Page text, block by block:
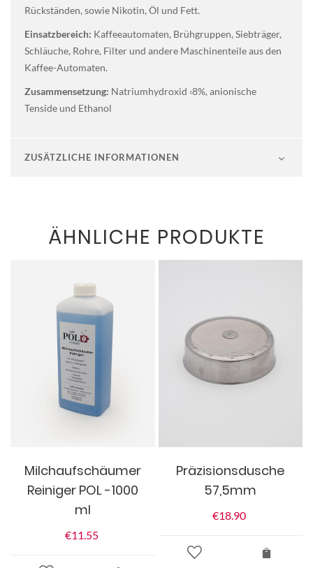
Rückständen, sowie Nikotin, Öl und Fett.
Einsatzbereich: Kaffeeautomaten, Brühgruppen, Siebträger,
Schläuche, Rohre, Filter und andere Maschinenteile aus den
Kaffee-Automaten.
Zusammensetzung: Natriumhydroxid ‹8%, anionische
Tenside und Ethanol
ZUSÄTZLICHE INFORMATIONEN
ÄHNLICHE PRODUKTE
Milchaufschäumer
Reiniger POL -1000
ml
€11.55
Präzisionsdusche
57,5mm
€18.90